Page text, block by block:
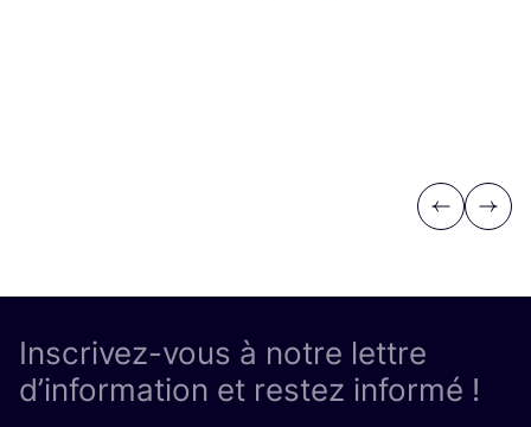
Previous
Next
Inscrivez-vous à notre lettre
d’information et restez informé !